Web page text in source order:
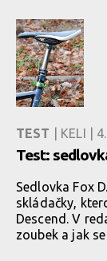
TEST | KELI |
Test:
Sedlovka Fox
skládačky,
Descend. V
zoubek a jak